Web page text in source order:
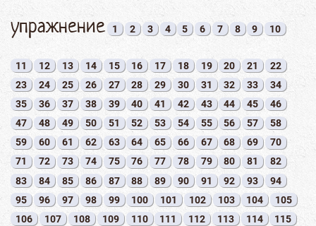
упражнение 1 2 3 4 5 6 7 8 9 10
11 12 13 14 15 16 17 18 19 20 21
22
23
24 25 26 27 28 29 30 31 32 33
34
35
36 37 38 39 40 41 42 43 44 45
46
47
48 49 50 51 52 53 54 55 56 57
58
59
60 61 62 63 64 65 66 67 68 69
70
71
72 73 74 75 76 77 78 79 80 81
82
83
84 85 86 87 88 89 90 91 92 93
94
95
96 97 98 99 100 101 102 103 104
105
106
107 108 109 110 111 112 113 114
115